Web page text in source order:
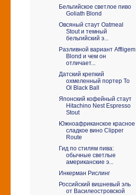
Бельгийское светлое пиво
Goliath Blond
Овсяный стаут Oatmeal
Stout и темный
бельгийский э...
Разливной вариант Affligem
Blond и чем он
отличает...
Датский крепкий
охмеленный портер To
Ol Black Ball
Японский кофейный стаут
Hitachino Nest Espresso
Stout
Южноафриканское красное
сладкое вино Clipper
Route
Гид по стилям пива:
обычные светлые
американские э...
Инкерман Рислинг
Российский вишневый эль
от Василеостровской